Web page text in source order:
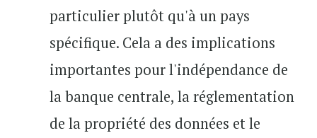
particulier plutôt qu'à un pays
spécifique. Cela a des implications
importantes pour l'indépendance de
la banque centrale, la réglementation
de la propriété des données et le